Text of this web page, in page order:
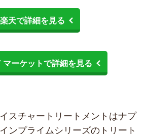
楽天で詳細を見る
マーケットで詳細を見る
スチャートリートメントはナプ
ンプライムシリーズのトリート